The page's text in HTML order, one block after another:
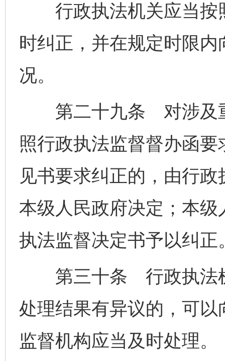
行政执法机关应当按
时纠正，并在规定时限
况。
第二十九条 对涉及重
照行政执法监督督办函
见书要求纠正的，由行
本级人民政府决定；本
执法监督决定书予以纠正
第三十条 行政执法机
处理结果有异议的，可
监督机构应当及时处理。